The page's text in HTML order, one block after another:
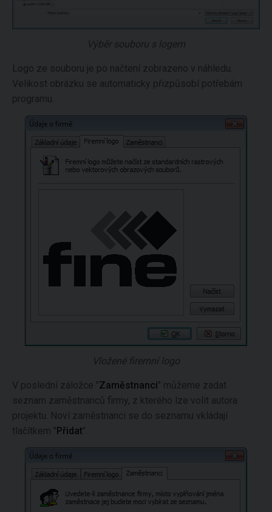
Výběr souboru s logem
Logo ze souboru je po načtení zobrazeno v náhledu.
Velikost obrázku se automaticky přizpůsobí potřebám
programu.
Vložené firemní logo
V poslední záložce "Zaměstnanci" můžeme zadat
seznam zaměstnanců firmy, z kterého lze volit autora
projektu. Noví zaměstnanci se do seznamu vkládají
tlačítkem "Přidat".